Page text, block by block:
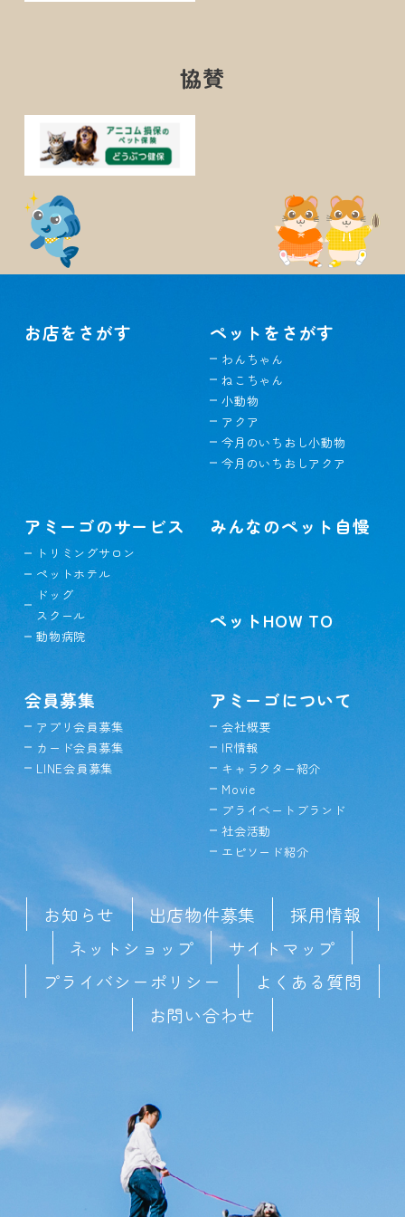
協賛
お店をさがす ペットをさがす
わんちゃん
ねこちゃん
小動物
アクア
今月のいちおし小動物
今月のいちおしアクア
アミーゴのサービス
トリミングサロン
ペットホテル
ドッグ
スクール
動物病院
みんなのペット自慢
ペットHOW TO
会員募集
アプリ会員募集
カード会員募集
LINE会員募集
アミーゴについて
会社概要
IR情報
キャラクター紹介
Movie
プライベートブランド
社会活動
エピソード紹介
お知らせ 出店物件募集
採用情報
ネットショップ
サイトマップ
プライバシーポリシー
よくある質問
お問い合わせ